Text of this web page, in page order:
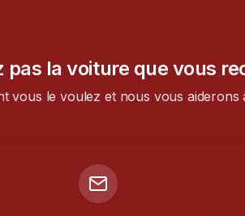
pas la voiture que vous
vous le voulez et nous vous aiderons